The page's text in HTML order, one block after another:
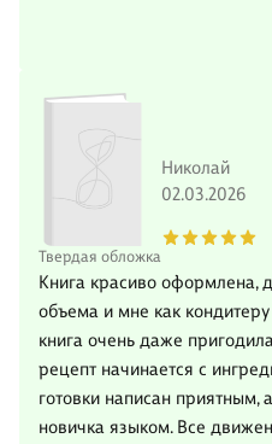
Твердая обложка
Николай
02.03.2026
Книга красиво оформлена,
объема и мне как
книга очень даже
рецепт начинается с
готовки написан приятным,
новичка языком. Все